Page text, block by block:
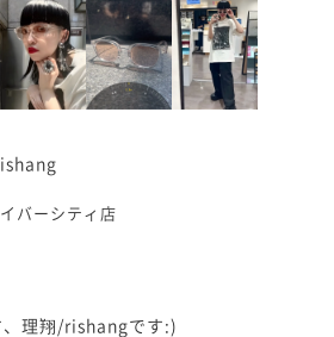
バーシティ店
、理翔/rishangです:)